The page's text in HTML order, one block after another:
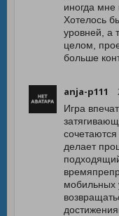
иногда мне
Хотелось
уровней, а
целом,
больше
anja-p111
Игра
делает
мобильных